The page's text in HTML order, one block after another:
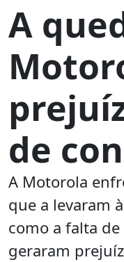
A
de
A Motorola
que a levaram
como a falta
geraram